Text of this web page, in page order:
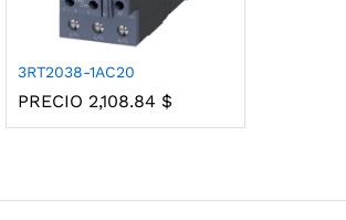
3RT2038-1AC20
PRECIO 2,108.84 $